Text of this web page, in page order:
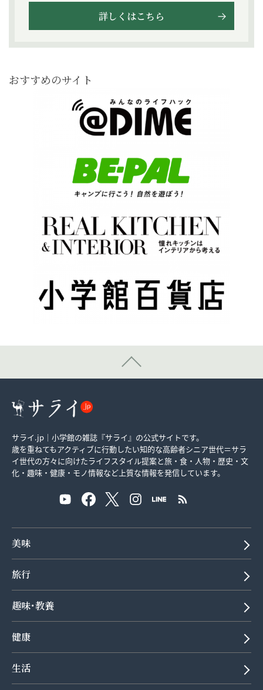
詳しくはこちら
おすすめのサイト
サライ.jp｜小学館の雑誌『サライ』の公式サイトです。
歳を重ねてもアクティブに行動したい知的な高齢者シニア世代＝サラ
イ世代の方々に向けたライフスタイル提案と旅・食・人物・歴史・文
化・趣味・健康・モノ情報など上質な情報を発信しています。
美味
旅行
趣味･教養
健康
生活